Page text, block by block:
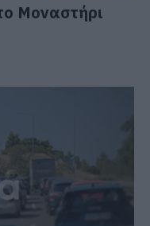
Μοναστήρι